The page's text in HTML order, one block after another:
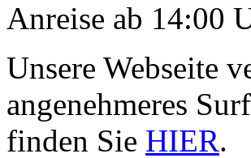
Anreise ab 14:00
Unsere Webseite
angenehmeres
finden Sie HIER.